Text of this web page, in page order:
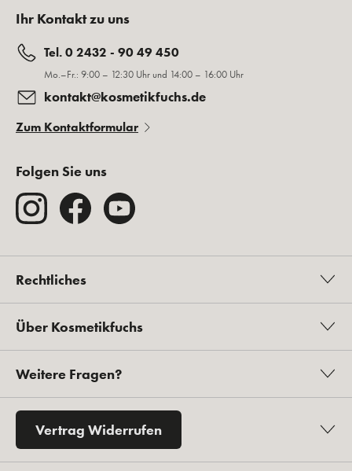
Ihr Kontakt zu uns
Tel. 0 2432 - 90 49 450
Mo.–Fr.: 9:00 – 12:30 Uhr und 14:00 – 16:00 Uhr
kontakt@kosmetikfuchs.de
Zum Kontaktformular
Folgen Sie uns
Rechtliches
Über Kosmetikfuchs
Weitere Fragen?
Vertrag Widerrufen